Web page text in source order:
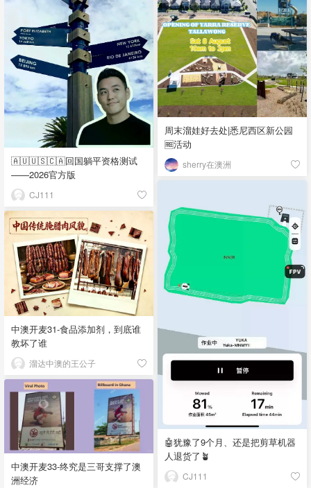
周末溜娃好去处|悉尼西区新公园
🆓活动
sherry在澳洲
🇦🇺🇺🇸🇨🇦回国躺平资格测试
——2026官方版
CJ111
🤖犹豫了9个月、还是把剪草机器
人退货了🪴
CJ111
中澳开麦31-食品添加剂，到底谁
教坏了谁
溜达中澳的王公子
中澳开麦33-终究是三哥支撑了澳
洲经济